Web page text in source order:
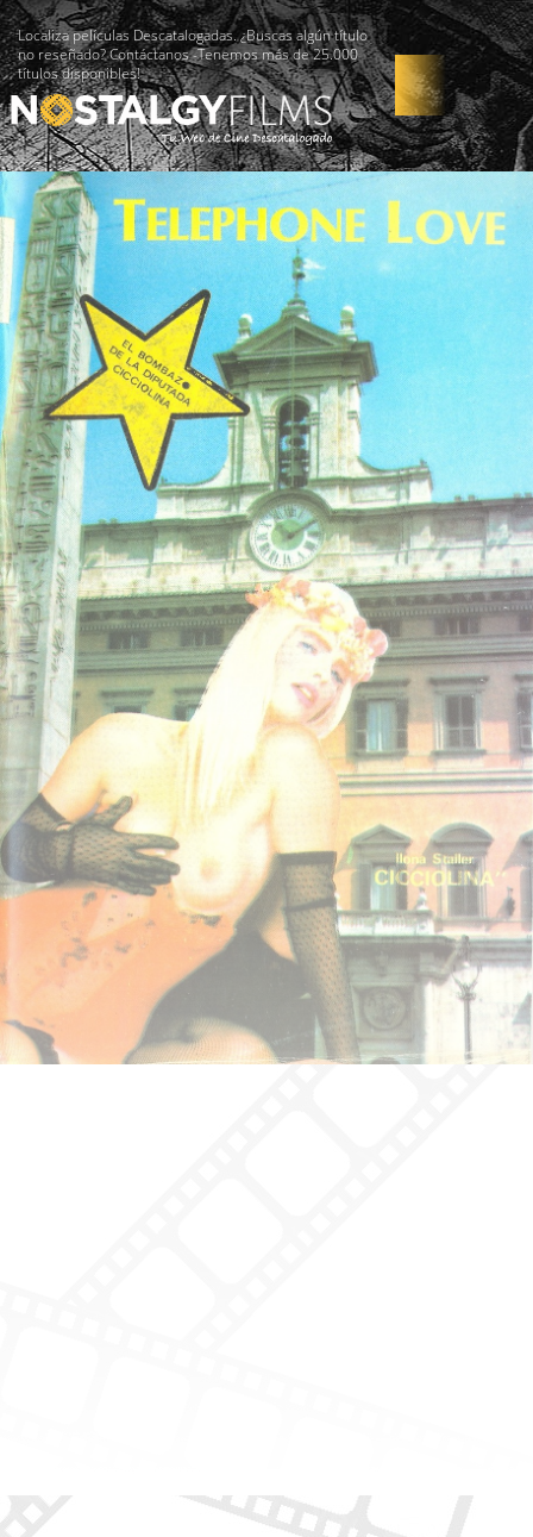
Localiza películas Descatalogadas. ¿Buscas algún título
no reseñado? Contáctanos -Tenemos más de 25.000
títulos disponibles!